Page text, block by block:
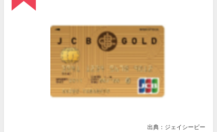
出典：ジェイシービー